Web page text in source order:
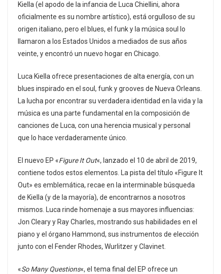
Kiella (el apodo de la infancia de Luca Chiellini, ahora
oficialmente es su nombre artístico), está orgulloso de su
origen italiano, pero el blues, el funk y la música soul lo
llamaron a los Estados Unidos a mediados de sus años
veinte, y encontró un nuevo hogar en Chicago.
Luca Kiella ofrece presentaciones de alta energía, con un
blues inspirado en el soul, funk y grooves de Nueva Orleans.
La lucha por encontrar su verdadera identidad en la vida y la
música es una parte fundamental en la composición de
canciones de Luca, con una herencia musical y personal
que lo hace verdaderamente único.
El nuevo EP «Figure It Out«, lanzado el 10 de abril de 2019,
contiene todos estos elementos. La pista del título «Figure It
Out» es emblemática, recae en la interminable búsqueda
de Kiella (y de la mayoría), de encontrarnos a nosotros
mismos. Luca rinde homenaje a sus mayores influencias:
Jon Cleary y Ray Charles, mostrando sus habilidades en el
piano y el órgano Hammond, sus instrumentos de elección
junto con el Fender Rhodes, Wurlitzer y Clavinet.
«So Many Questions«, el tema final del EP ofrece un